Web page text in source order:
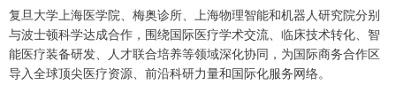
复旦大学上海医学院、梅奥诊所、上海物理智能和机器人研究院分别
与波士顿科学达成合作，围绕国际医疗学术交流、临床技术转化、智
能医疗装备研发、人才联合培养等领域深化协同，为国际商务合作区
导入全球顶尖医疗资源、前沿科研力量和国际化服务网络。